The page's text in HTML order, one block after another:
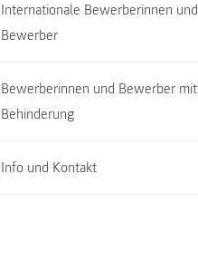
Internationale Bewerberinnen und
Bewerber
Bewerberinnen und Bewerber mit
Behinderung
Info und Kontakt